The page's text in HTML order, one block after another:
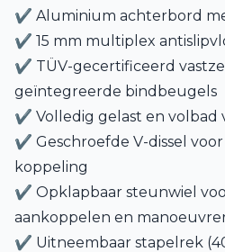
✔ Aluminium achterbord
✔ 15 mm multiplex
✔ TÜV-gecertificeerd
geïntegreerde bindbeugels
✔ Volledig gelast en volbad
✔ Geschroefde V-dissel
koppeling
✔ Opklapbaar steunwiel
aankoppelen en
✔ Uitneembaar stapelrek